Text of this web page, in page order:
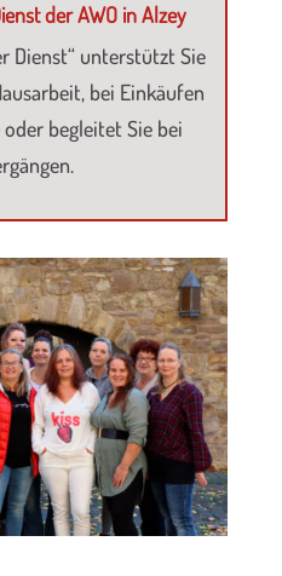
der AWO in Alzey
Dienst“ unterstützt Sie
bei Einkäufen
begleitet Sie bei